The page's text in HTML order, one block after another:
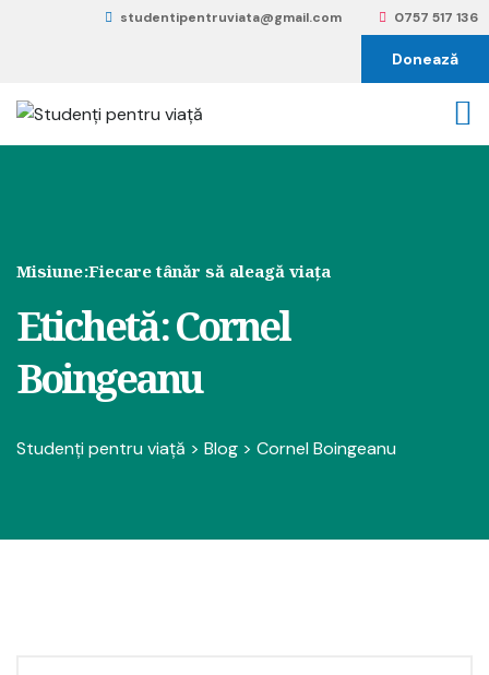
studentipentruviata@gmail.com 0757 517 136
Donează
Misiune:Fiecare tânăr să aleagă viața
Etichetă:Cornel
Boingeanu
Studenți pentru viață > Blog > Cornel Boingeanu